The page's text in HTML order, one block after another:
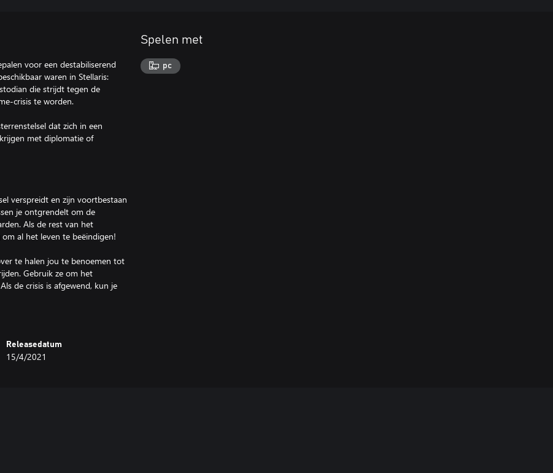
voor een destabiliserend
waren in Stellaris:
die strijdt tegen de
crisis te worden.
dat zich in een
met diplomatie of
verspreidt en zijn voortbestaan
je ontgrendelt om de
Als de rest van het
al het leven te beëindigen!
te halen jou te benoemen tot
Gebruik ze om het
de crisis is afgewend, kun je
operaties en contraspionage
op een dwaalspoor terwijl
niet weet, wat niet deert.
op een paar van de meest
over het sterrenstelsel of het
Releasedatum
15/4/2021
Spelen met
pc